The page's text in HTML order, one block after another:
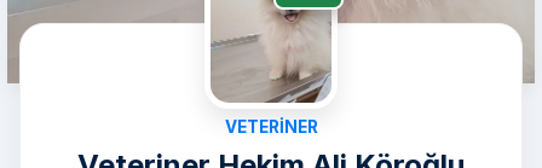
VETERINER